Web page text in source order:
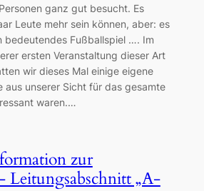
ganz gut besucht. Es
Leute mehr sein können, aber: es
bedeutendes Fußballspiel …. Im
ersten Veranstaltung dieser Art
wir dieses Mal einige eigene
aus unserer Sicht für das gesamte
waren.…
zur
Leitungsabschnitt „A-